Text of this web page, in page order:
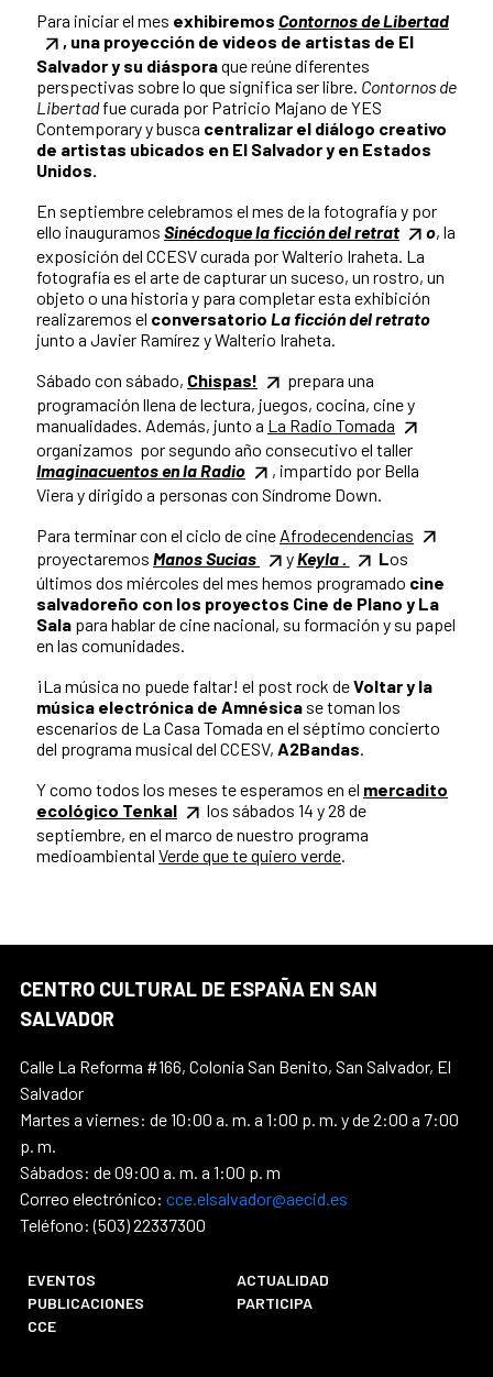
Para iniciar el mes exhibiremos Contornos de Libertad
, una proyección de videos de artistas de El
Salvador y su diásporaque reúne diferentes
perspectivas sobre lo que significa ser libre. Contornos de
Libertadfue curada por Patricio Majano de YES
Contemporary y busca centralizar el diálogo creativo
de artistas ubicados en El Salvador y en Estados
Unidos.
En septiembre celebramos el mes de la fotografía y por
ello inauguramos Sinécdoque la ficción del retrat o, la
exposición del CCESV curada por Walterio Iraheta. La
fotografía es el arte de capturar un suceso, un rostro, un
objeto o una historia y para completar esta exhibición
realizaremos el conversatorio La ficción del retrato
junto a Javier Ramírez y Walterio Iraheta.
Sábado con sábado, Chispas!
prepara una
programación llena de lectura, juegos, cocina, cine y
manualidades. Además, junto a La Radio Tomada
organizamos por segundo año consecutivo el taller
Imaginacuentos en la Radio
, impartido por Bella
Viera y dirigido a personas con Síndrome Down.
Para terminar con el ciclo de cine Afrodecendencias
proyectaremos Manos Sucias yKeyla . Los
últimos dos miércoles del mes hemos programado cine
salvadoreño con los proyectos Cine de Plano y La
Sala para hablar de cine nacional, su formación y su papel
en las comunidades.
¡La música no puede faltar! el post rock deVoltar y la
música electrónica de Amnésica se toman los
escenarios de La Casa Tomada en el séptimo concierto
del programa musical del CCESV, A2Bandas.
Y como todos los meses te esperamos en el mercadito
ecológico Tenkal
los sábados 14 y 28 de
septiembre, en el marco de nuestro programa
medioambiental Verde que te quiero verde.
CENTRO CULTURAL DE ESPAÑA EN SAN
SALVADOR
Calle La Reforma #166, Colonia San Benito, San Salvador, El
Salvador
Martes a viernes: de 10:00 a. m. a 1:00 p. m. y de 2:00 a 7:00
p. m.
Sábados: de 09:00 a. m. a 1:00 p. m
Correo electrónico: cce.elsalvador@aecid.es
Teléfono: (503) 22337300
EVENTOS
ACTUALIDAD
PUBLICACIONES
PARTICIPA
CCE